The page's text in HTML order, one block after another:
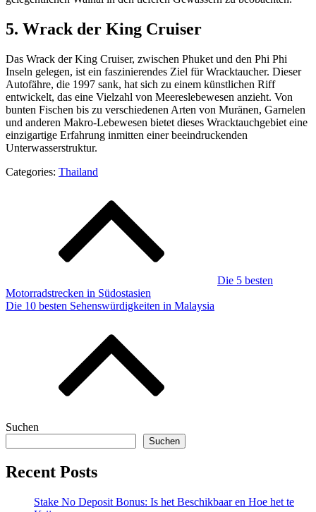
5. Wrack der King Cruiser
Das Wrack der King Cruiser, zwischen Phuket und den Phi Phi
Inseln gelegen, ist ein faszinierendes Ziel für Wracktaucher. Dieser
Autofähre, die 1997 sank, hat sich zu einem künstlichen Riff
entwickelt, das eine Vielzahl von Meereslebewesen anzieht. Von
bunten Fischen bis zu verschiedenen Arten von Muränen, Garnelen
und anderen Makro-Lebewesen bietet dieses Wracktauchgebiet eine
einzigartige Erfahrung inmitten einer beeindruckenden
Unterwasserstruktur.
Categories: Thailand
Die 5 besten
Motorradstrecken in Südostasien
Die 10 besten Sehenswürdigkeiten in Malaysia
Suchen
Suchen
Recent Posts
Stake No Deposit Bonus: Is het Beschikbaar en Hoe het te